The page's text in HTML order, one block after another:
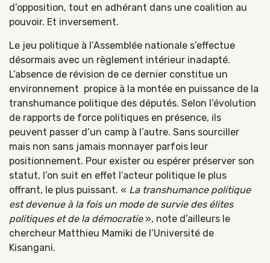
d’opposition, tout en adhérant dans une coalition au
pouvoir. Et inversement.
Le jeu politique à l’Assemblée nationale s’effectue
désormais avec un règlement intérieur inadapté.
L’absence de révision de ce dernier constitue un
environnement propice à la montée en puissance de la
transhumance politique des députés. Selon l’évolution
de rapports de force politiques en présence, ils
peuvent passer d’un camp à l’autre. Sans sourciller
mais non sans jamais monnayer parfois leur
positionnement. Pour exister ou espérer préserver son
statut, l’on suit en effet l’acteur politique le plus
offrant, le plus puissant. « La transhumance politique
est devenue à la fois un mode de survie des élites
politiques et de la démocratie», note d’ailleurs le
chercheur Matthieu Mamiki de l’Université de
Kisangani.